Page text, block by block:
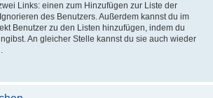
Links: einen zum Hinzufügen zur Liste der
des Benutzers. Außerdem kannst du im
Benutzer zu den Listen hinzufügen, indem du
An gleicher Stelle kannst du sie auch wieder